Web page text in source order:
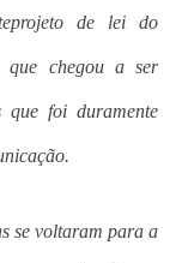
de lei do
que chegou a ser
que foi duramente
se voltaram para a